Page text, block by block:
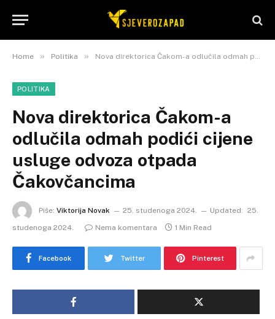
Home » Politika » Nova direktorica Čakom-a odlučila odmah podići cijene usluge odvoza otpada Čakovčancima
POLITIKA
Nova direktorica Čakom-a
odlučila odmah podići cijene
usluge odvoza otpada
Čakovčancima
Piše: Viktorija Novak 25. studenoga 2024. Updated: 25.
studenoga 2024.
Nema komentara 1 Min Read
Facebook Twitter Pinterest